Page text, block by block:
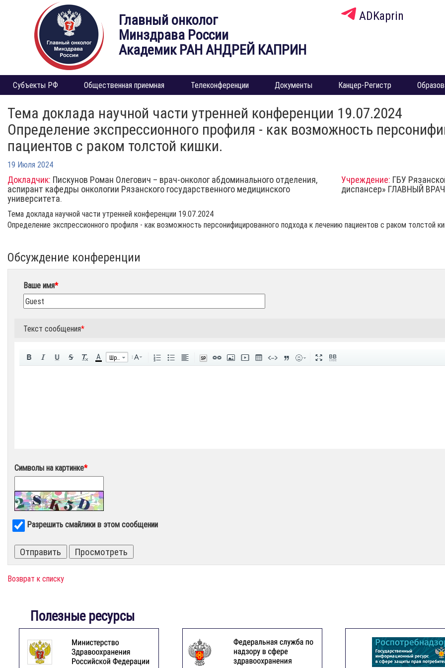
Главный онколог
Минздрава России
Академик РАН АНДРЕЙ КАПРИН
ADKaprin
Субъекты РФ Общественная приемная Телеконференции Документы Канцер-Регистр
Тема доклада научной части утренней конференции 19.07.2024
Определение экспрессионного профиля - как возможность
пациентов с раком толстой кишки.
19 Июля 2024
Докладчик: Пискунов Роман Олегович – врач-онколог абдоминального отделения,
аспирант кафедры онкологии Рязанского государственного медицинского
университета.
Учреждение: ГБУ
диспансер» ГЛАВНЫЙ
Тема доклада научной части утренней конференции 19.07.2024
Определение экспрессионного профиля - как возможность персонифицированного подхода к лечению пациентов с раком толстой
Обсуждение конференции
Ваше имя*
Текст сообщения*
A Шрифт
Символы на картинке*
Разрешить смайлики в этом сообщении
Возврат к списку
Полезные ресурсы